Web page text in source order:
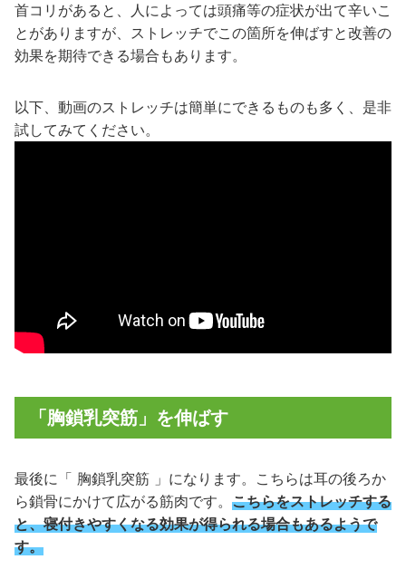
首コリがあると、人によっては頭痛等の症状が出て辛いこ
とがありますが、ストレッチでこの箇所を伸ばすと改善の
効果を期待できる場合もあります。
以下、動画のストレッチは簡単にできるものも多く、是非
試してみてください。
「胸鎖乳突筋」を伸ばす
最後に「 胸鎖乳突筋 」になります。こちらは耳の後ろか
ら鎖骨にかけて広がる筋肉です。 こちらをストレッチする
と、寝付きやすくなる効果が得られる場合もあるようで
す。